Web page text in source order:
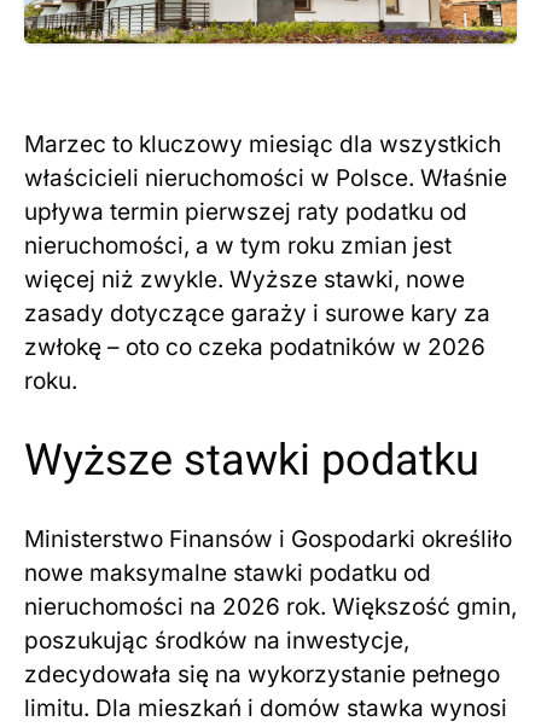
Marzec to kluczowy miesiąc dla wszystkich
właścicieli nieruchomości w Polsce. Właśnie
upływa termin pierwszej raty podatku od
nieruchomości, a w tym roku zmian jest
więcej niż zwykle. Wyższe stawki, nowe
zasady dotyczące garaży i surowe kary za
zwłokę – oto co czeka podatników w 2026
roku.
Wyższe stawki podatku
Ministerstwo Finansów i Gospodarki określiło
nowe maksymalne stawki podatku od
nieruchomości na 2026 rok. Większość gmin,
poszukując środków na inwestycje,
zdecydowała się na wykorzystanie pełnego
limitu. Dla mieszkań i domów stawka wynosi